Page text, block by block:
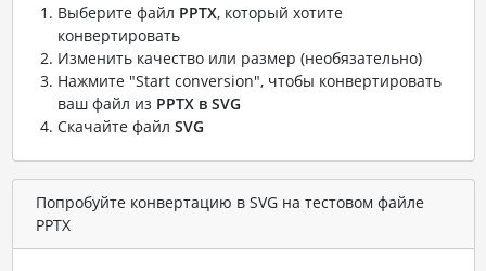
Выберите файл PPTX, который хотите
конвертировать
Изменить качество или размер (необязательно)
Нажмите "Start conversion", чтобы конвертировать
ваш файл из PPTX в SVG
Скачайте файл SVG
Попробуйте конвертацию в SVG на тестовом файле
PPTX